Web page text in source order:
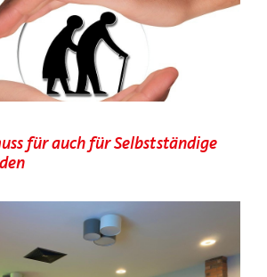
für auch für Selbstständige